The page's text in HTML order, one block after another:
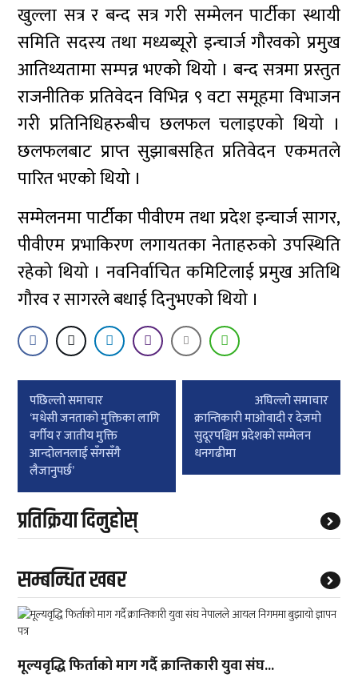
खुल्ला सत्र र बन्द सत्र गरी सम्मेलन पार्टीका स्थायी
समिति सदस्य तथा मध्यब्यूरो इन्चार्ज गौरवको प्रमुख
आतिथ्यतामा सम्पन्न भएको थियो । बन्द सत्रमा प्रस्तुत
राजनीतिक प्रतिवेदन विभिन्न ९ वटा समूहमा विभाजन
गरी प्रतिनिधिहरुबीच छलफल चलाइएको थियो ।
छलफलबाट प्राप्त सुझाबसहित प्रतिवेदन एकमतले
पारित भएको थियो ।
सम्मेलनमा पार्टीका पीवीएम तथा प्रदेश इन्चार्ज सागर,
पीवीएम प्रभाकिरण लगायतका नेताहरुको उपस्थिति
रहेको थियो । नवनिर्वाचित कमिटिलाई प्रमुख अतिथि
गौरव र सागरले बधाई दिनुभएको थियो ।
Post
navigation
पछिल्लाे समाचार
‘मधेसी जनताको मुक्तिका लागि
वर्गीय र जातीय मुक्ति
आन्दोलनलाई सँगसँगै
लैजानुपर्छ’
अघिल्लाे समाचार
क्रान्तिकारी माओवादी र देजमो
सुदूरपश्चिम प्रदेशको सम्मेलन
धनगढीमा
प्रतिक्रिया दिनुहोस्
सम्बन्धित खबर
मूल्यवृद्धि फिर्ताको माग गर्दै क्रान्तिकारी युवा संघ...